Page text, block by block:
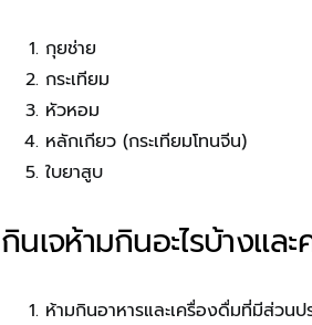
กุยช่าย
กระเทียม
หัวหอม
หลักเกียว (กระเทียมโทนจีน)
ใบยาสูบ
กินเจห้ามกินอะไรบ้างแ
ห้ามกินอาหารและเครื่องดื่มที่มีส่วน